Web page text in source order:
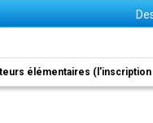
élémentaires